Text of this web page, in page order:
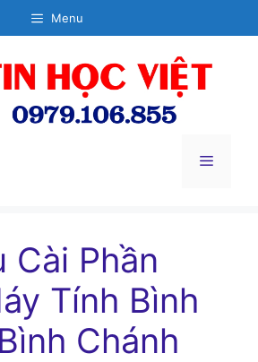
Menu
Menu
Cài Phần
Tính Bình
Chánh